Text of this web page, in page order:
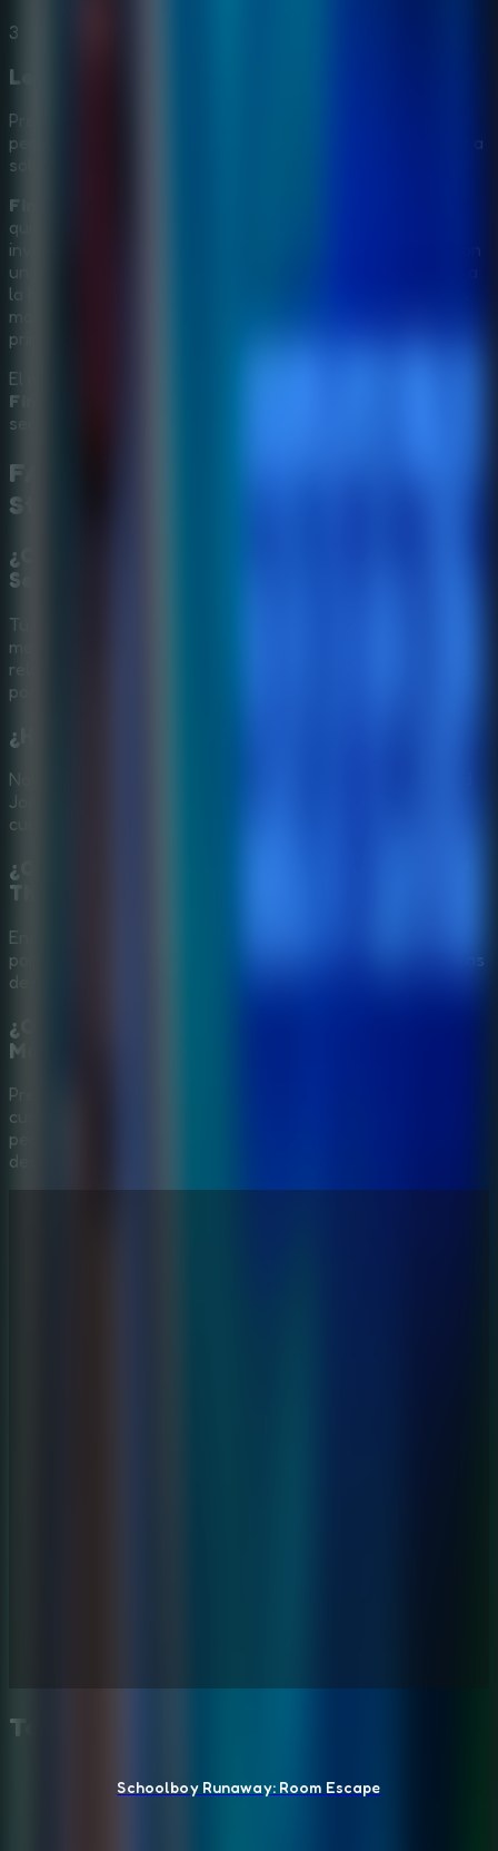
3
Lee las pistas antes de actuar
Presta atención a las trampas y a lo que dicen los
personajes para tomar decisiones que ayuden a Margaret a
sobrevivir.
Find Joe: Secret of The Stones
quienes disfrutan los juegos de objetos ocultos, las
investigaciones point-and-click y los puzles de misterio con
un giro de ciencia ficción. El meteorito da un gancho claro a
la historia, y las piedras, trampas, minijuegos y personajes
mantienen cada descubrimiento conectado con el caso
principal.
El meteorito ya cayó y las pistas están esperando. Juega
Find Joe: Secret of The Stones
secreto que esconden las piedras.
FAQ de
Stones
¿Cuál es el objetivo principal en Find Joe:
Secret of The Stones?
Tu objetivo es ayudar a Margaret a investigar la caída del
meteorito, encontrar objetos ocultos, seguir pistas
relacionadas con las piedras y descubrir el misterio de sus
poderes.
¿Hace falta jugar otros Find Joe antes?
No es obligatorio. El caso forma parte del universo de Find
Joe, pero esta historia puede jugarse por separado y en
cualquier orden.
¿Qué desafíos aparecen en Find Joe: Secret of
The Stones?
Encontrarás escenas de objetos ocultos, investigación
point-and-click, puzles lógicos, minijuegos, trampas y pistas
de personajes conectadas con el caso del meteorito.
¿Qué conviene observar mientras juegas con
Margaret?
Presta atención a objetos extraños, diálogos, trampas y
cualquier pista relacionada con las piedras. Los detalles
pequeños suelen indicar dónde buscar o qué objeto usar
después.
También te puede gustar
Schoolboy Runaway: Room Escape